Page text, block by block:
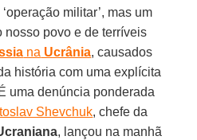
militar’, mas um
povo e de terríveis
na Ucrânia, causados
história com uma explícita
uma denúncia ponderada
Shevchuk, chefe da
, lançou na manhã